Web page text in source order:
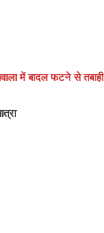
में बादल फटने से तबाही